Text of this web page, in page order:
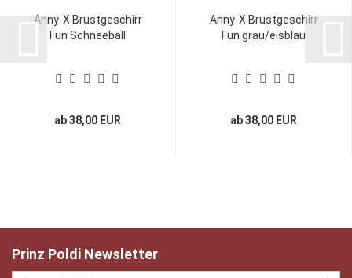
Anny-X Brustgeschirr
Fun Schneeball
ab 38,00 EUR
Anny-X Brustgeschirr
Fun grau/eisblau
ab 38,00 EUR
Prinz Poldi Newsletter